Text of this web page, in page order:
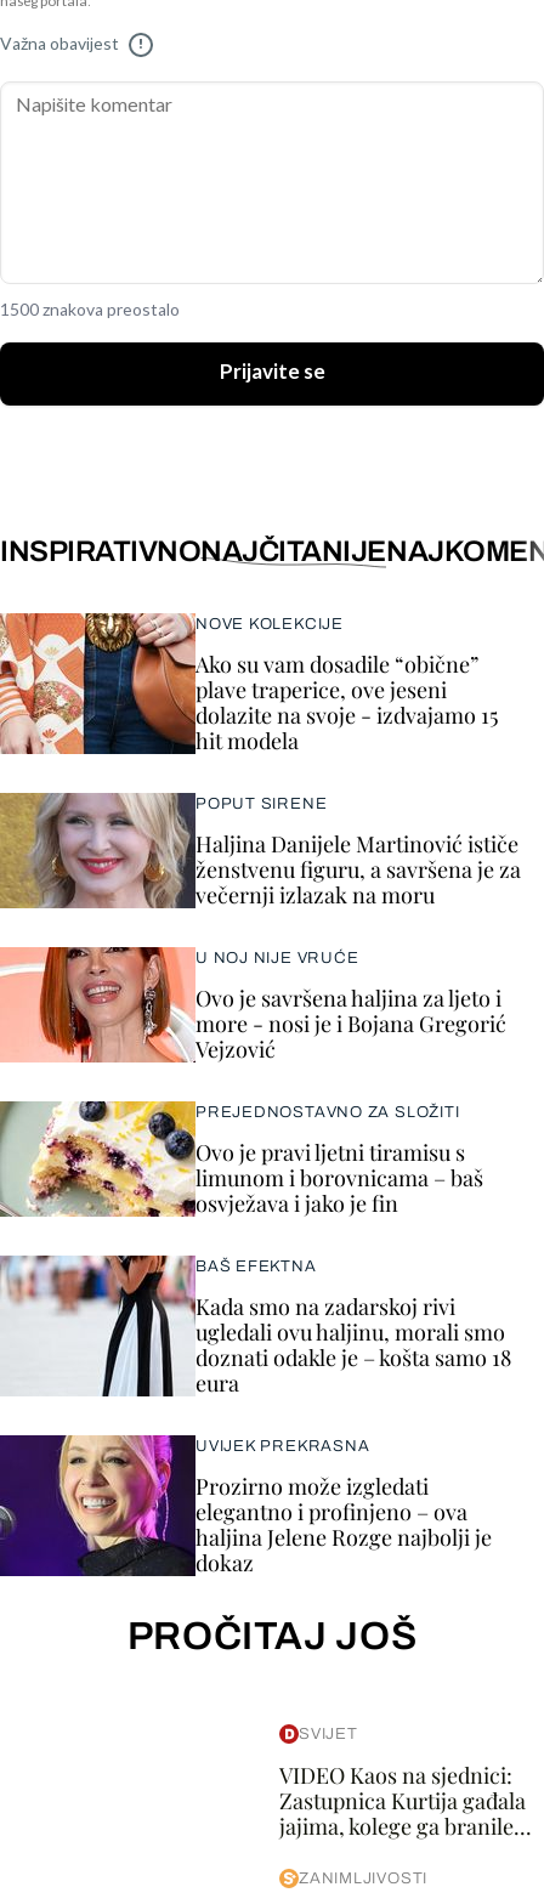
Važna obavijest !
1500 znakova preostalo
Prijavite se
INSPIRATIVNONAJČITANIJE
NOVE KOLEKCIJE
Ako su vam dosadile “obične”
plave traperice, ove jeseni
dolazite na svoje - izdvajamo 15
hit modela
POPUT SIRENE
Haljina Danijele Martinović ističe
ženstvenu figuru, a savršena je za
večernji izlazak na moru
U NOJ NIJE VRUĆE
Ovo je savršena haljina za ljeto i
more - nosi je i Bojana Gregorić
Vejzović
PREJEDNOSTAVNO ZA SLOŽITI
Ovo je pravi ljetni tiramisu s
limunom i borovnicama – baš
osvježava i jako je fin
BAŠ EFEKTNA
Kada smo na zadarskoj rivi
ugledali ovu haljinu, morali smo
doznati odakle je – košta samo 18
eura
UVIJEK PREKRASNA
Prozirno može izgledati
elegantno i profinjeno – ova
haljina Jelene Rozge najbolji je
dokaz
PROČITAJ JOŠ
SVIJET
VIDEO Kaos na sjednici:
Zastupnica Kurtija gađala
jajima, kolege ga branile...
ZANIMLJIVOSTI